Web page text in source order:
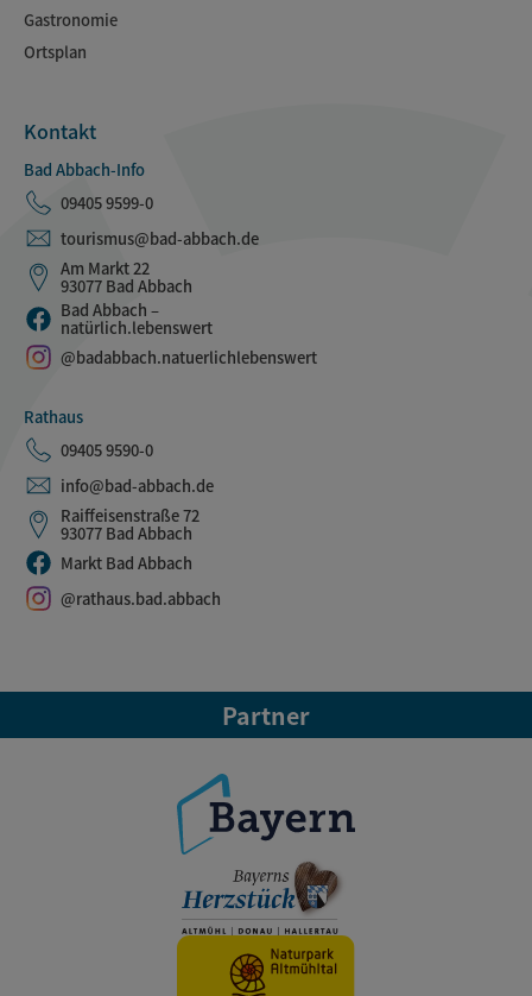
Gastronomie
Ortsplan
Kontakt
Bad Abbach-Info
09405 9599-0
tourismus@bad-abbach.de
Am Markt 22
93077 Bad Abbach
Bad Abbach –
natürlich.lebenswert
@badabbach.natuerlichlebenswert
Rathaus
09405 9590-0
info@bad-abbach.de
Raiffeisenstraße 72
93077 Bad Abbach
Markt Bad Abbach
@rathaus.bad.abbach
Partner